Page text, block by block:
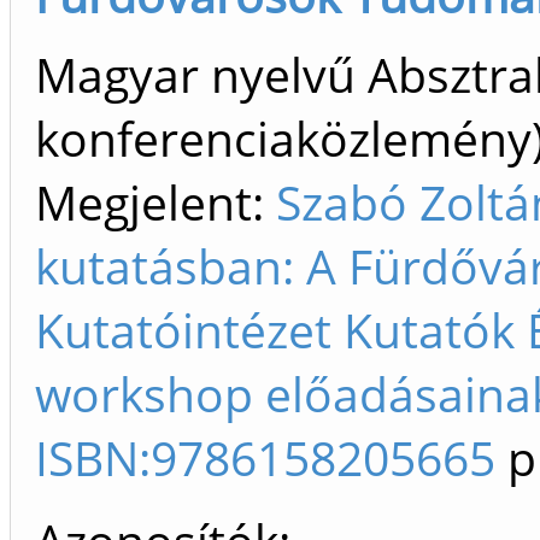
Magyar nyelvű
Megjelent: Szabó
kutatásban: A
Kutatóintézet Kutatók
workshop
ISBN:9786158205665